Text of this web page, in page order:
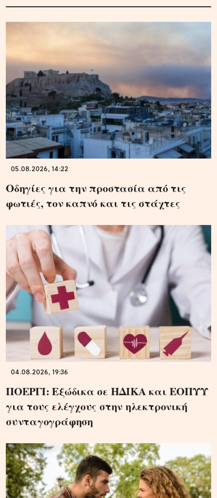
05.08.2026, 14:22
Οδηγίες για την προστασία από τις
φωτιές, τον καπνό και τις στάχτες
04.08.2026, 19:36
ΠΟΕΡΓΙ: Εξώδικα σε ΗΔΙΚΑ και ΕΟΠΥΥ
για τους ελέγχους στην ηλεκτρονική
συνταγογράφηση